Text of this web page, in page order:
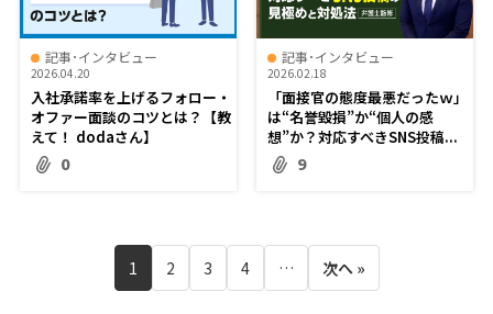
記事･インタビュー
2026.04.20
入社承諾率を上げるフォロー・
オファー面談のコツとは？【教
えて！ dodaさん】
0
記事･インタビュー
2026.02.18
「面接官の態度最悪だったｗ」
は“名誉毀損”か“個人の感
想”か？対応すべきSNS投稿...
9
1 2 3 4 … 次へ »